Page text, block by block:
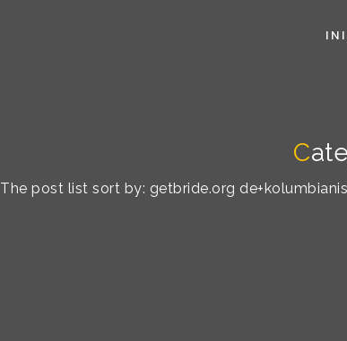
C
The post list sort by: getbride.org